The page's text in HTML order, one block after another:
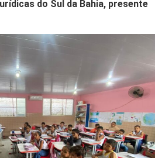
do Sul da Bahia, presente